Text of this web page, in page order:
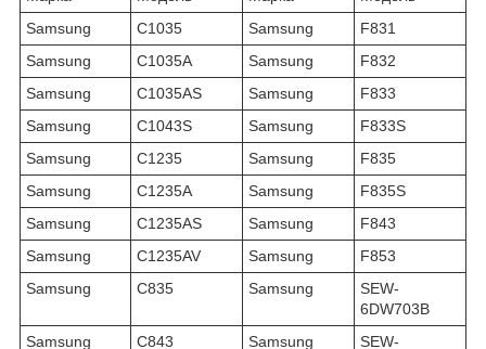
Samsung
C1035 Samsung
F831
Samsung
C1035A Samsung
F832
Samsung
C1035AS Samsung
F833
Samsung
C1043S Samsung
F833S
Samsung
C1235 Samsung
F835
Samsung
C1235A Samsung
F835S
Samsung
C1235AS Samsung
F843
Samsung
C1235AV Samsung
F853
Samsung
C835 Samsung
SEW-
6DW703B
Samsung
C843 Samsung
SEW-